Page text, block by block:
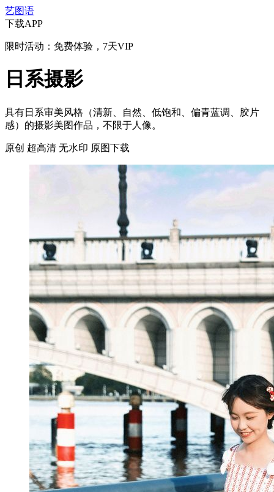
艺图语
下载APP
限时活动：免费体验，7天VIP
日系摄影
具有日系审美风格（清新、自然、低饱和、偏青蓝调、胶片
感）的摄影美图作品，不限于人像。
原创 超高清 无水印 原图下载